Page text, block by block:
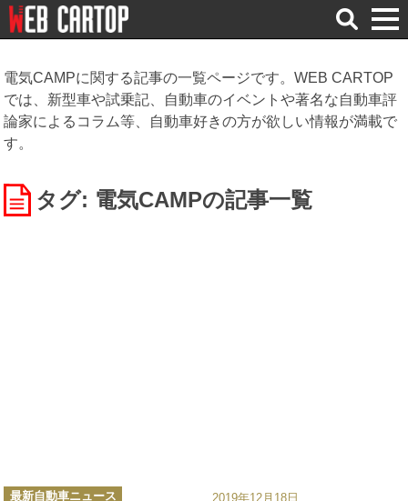
検
索
電気CAMPに関する記事の一覧ページです。WEB CARTOP
では、新型車や試乗記、自動車のイベントや著名な自動車評
論家によるコラム等、自動車好きの方が欲しい情報が満載で
す。
タグ: 電気CAMPの記事一覧
カ最新自動車ニュース 2019年12月18日